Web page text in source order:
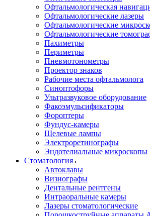
Офтальмологическая
Офтальмологические лазеры
Офтальмологические
Офтальмологические
Пахиметры
Периметры
Пневмотонометры
Проектор знаков
Рабочие места офтальмолога
Синоптофоры
Ультразвуковое оборудование
Факоэмульсификаторы
Фороптеры
Фундус-камеры
Щелевые лампы
Электроретинографы
Эндотелиальные микроскопы
Стоматология
Автоклавы
Визиографы
Дентальные рентгены
Интраоральные камеры
Лазеры стоматологические